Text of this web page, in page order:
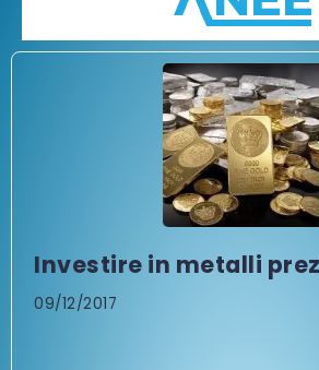
Investire in metalli
09/12/2017